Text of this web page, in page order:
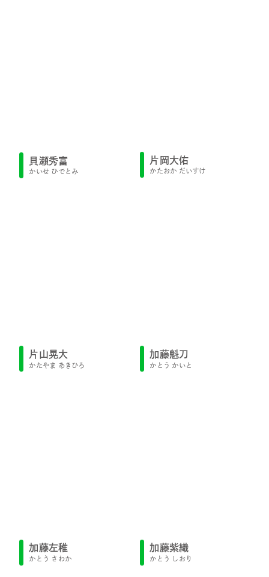
貝瀬秀富
かいせ ひでとみ
片岡大佑
かたおか だいすけ
片山晃大
かたやま あきひろ
加藤魁刀
かとう かいと
加藤左稚
かとう さわか
加藤紫織
かとう しおり